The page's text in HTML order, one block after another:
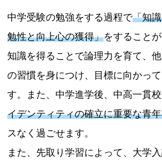
中学受験の勉強をする過程で「知
勉性と向上心の獲得」をすることが
知識を得ることで論理力を育て、
の習慣を身につけ、目標に向かっ
す。また、中学進学後、中高一貫校
イデンティティの確立に重要な青
スなく過ごせます。
また、先取り学習によって、大学